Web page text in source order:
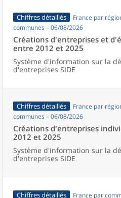
Chiffres détaillés
France par
communes – 06/08/2026
Créations d'entreprises et
entre 2012 et 2025
Système d'information sur la
d'entreprises SIDE
Chiffres détaillés
France par
communes – 06/08/2026
Créations d'entreprises
2012 et 2025
Système d'information sur la
d'entreprises SIDE
Chiffres détaillés France par